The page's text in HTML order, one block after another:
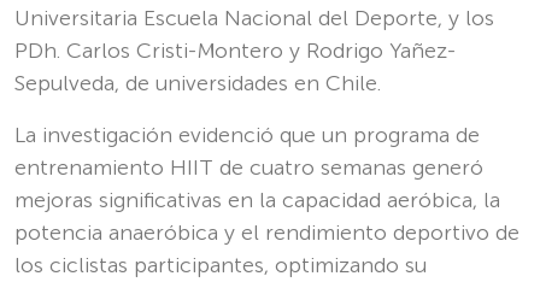
Universitaria Escuela Nacional del Deporte, y los
PDh. Carlos Cristi-Montero y Rodrigo Yañez-
Sepulveda, de universidades en Chile.
La investigación evidenció que un programa de
entrenamiento HIIT de cuatro semanas generó
mejoras significativas en la capacidad aeróbica, la
potencia anaeróbica y el rendimiento deportivo de
los ciclistas participantes, optimizando su